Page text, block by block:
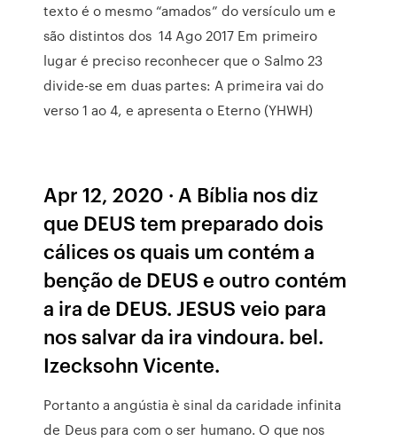
texto é o mesmo “amados” do versículo um e
são distintos dos 14 Ago 2017 Em primeiro
lugar é preciso reconhecer que o Salmo 23
divide-se em duas partes: A primeira vai do
verso 1 ao 4, e apresenta o Eterno (YHWH)
Apr 12, 2020 · A Bíblia nos diz
que DEUS tem preparado dois
cálices os quais um contém a
benção de DEUS e outro contém
a ira de DEUS. JESUS veio para
nos salvar da ira vindoura. bel.
Izecksohn Vicente.
Portanto a angústia è sinal da caridade infinita
de Deus para com o ser humano. O que nos